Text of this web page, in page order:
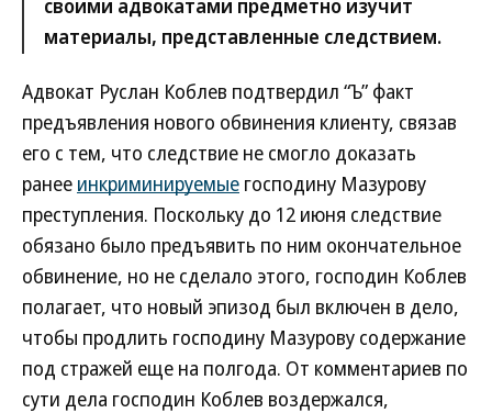
своими адвокатами предметно изучит
материалы, представленные следствием.
Адвокат Руслан Коблев подтвердил “Ъ” факт
предъявления нового обвинения клиенту, связав
его с тем, что следствие не смогло доказать
ранее инкриминируемые господину Мазурову
преступления. Поскольку до 12 июня следствие
обязано было предъявить по ним окончательное
обвинение, но не сделало этого, господин Коблев
полагает, что новый эпизод был включен в дело,
чтобы продлить господину Мазурову содержание
под стражей еще на полгода. От комментариев по
сути дела господин Коблев воздержался,